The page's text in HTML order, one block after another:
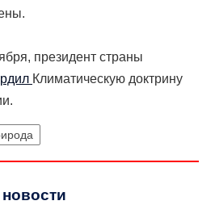
президент страны
Климатическую доктрину